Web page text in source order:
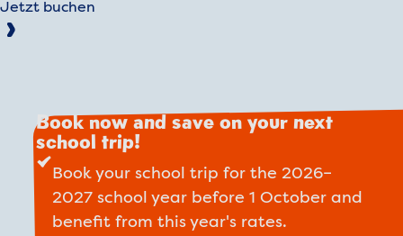
Jetzt buchen
Book now and save on your next
school trip!
Book your school trip for the 2026–
2027 school year before 1 October and
benefit from this year's rates.